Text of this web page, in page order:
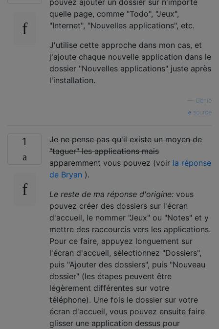
quelle page, comme "Todo", "Jeux",
"Internet", "Nouvelles applications", etc.
J'utilise cette approche dans mon cas, et
j'ajoute chaque nouvelle application dans le
dossier "Nouvelles applications" juste après
l'installation.
Génie
source
1
Je ne pense pas qu'il existe un moyen de
"taguer" les applications mais
apparemment vous pouvez (voir la réponse
de Bryan ).
Le reste de ma réponse d'origine: vous
pouvez créer des dossiers sur l'écran
d'accueil, le nommer "Jeux" ou "Notes" et y
mettre des raccourcis vers les applications.
Pour ce faire, appuyez longuement sur
l'écran d'accueil, sélectionnez "Dossiers",
puis "Ajouter des dossiers", puis "Nouveau
dossier" (les étapes peuvent être
légèrement différentes sur votre
téléphone). Une fois le dossier sur votre
écran d'accueil, vous pouvez ensuite faire
glisser une application dessus pour